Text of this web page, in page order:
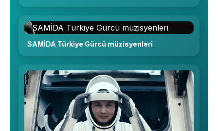
SAMİDA Türkiye Gürcü müzisyenleri